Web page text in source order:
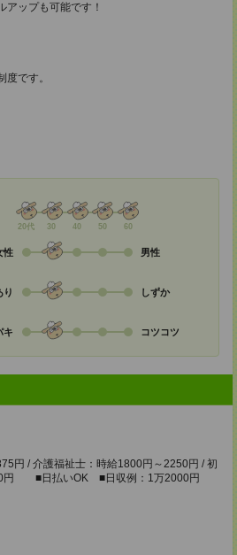
アップも可能です！
度です。
20代 30 40 50 60
性 男性
り しずか
キ コツコツ
円 / 介護福祉士：時給1800円～2250円 / 初
円 ■日払いOK ■日収例：1万2000円